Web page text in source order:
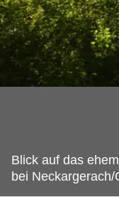
Blick auf das
bei Neckargerach/